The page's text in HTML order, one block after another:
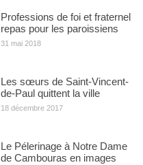
Professions de foi et fraternel
repas pour les paroissiens
31 mai 2018
Les sœurs de Saint-Vincent-
de-Paul quittent la ville
18 décembre 2017
Le Pélerinage à Notre Dame
de Cambouras en images